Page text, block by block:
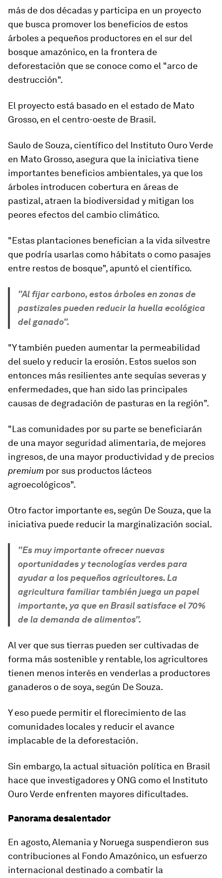
más de dos décadas y participa en un proyecto
que busca promover los beneficios de estos
árboles a pequeños productores en el sur del
bosque amazónico, en la frontera de
deforestación que se conoce como el "arco de
destrucción".
El proyecto está basado en el estado de Mato
Grosso, en el centro-oeste de Brasil.
Saulo de Souza, científico del Instituto Ouro Verde
en Mato Grosso, asegura que la iniciativa tiene
importantes beneficios ambientales, ya que los
árboles introducen cobertura en áreas de
pastizal, atraen la biodiversidad y mitigan los
peores efectos del cambio climático.
"Estas plantaciones benefician a la vida silvestre
que podría usarlas como hábitats o como pasajes
entre restos de bosque", apuntó el científico.
"Al fijar carbono, estos árboles en zonas de
pastizales pueden reducir la huella ecológica
del ganado".
"Y también pueden aumentar la permeabilidad
del suelo y reducir la erosión. Estos suelos son
entonces más resilientes ante sequías severas y
enfermedades, que han sido las principales
causas de degradación de pasturas en la región".
"Las comunidades por su parte se beneficiarán
de una mayor seguridad alimentaria, de mejores
ingresos, de una mayor productividad y de precios
premium por sus productos lácteos
agroecológicos".
Otro factor importante es, según De Souza, que la
iniciativa puede reducir la marginalización social.
"Es muy importante ofrecer nuevas
oportunidades y tecnologías verdes para
ayudar a los pequeños agricultores. La
agricultura familiar también juega un papel
importante, ya que en Brasil satisface el 70%
de la demanda de alimentos".
Al ver que sus tierras pueden ser cultivadas de
forma más sostenible y rentable, los agricultores
tienen menos interés en venderlas a productores
ganaderos o de soya, según De Souza.
Y eso puede permitir el florecimiento de las
comunidades locales y reducir el avance
implacable de la deforestación.
Sin embargo, la actual situación política en Brasil
hace que investigadores y ONG como el Instituto
Ouro Verde enfrenten mayores dificultades.
Panorama desalentador
En agosto, Alemania y Noruega suspendieron sus
contribuciones al Fondo Amazónico, un esfuerzo
internacional destinado a combatir la